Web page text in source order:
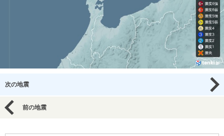
次の地震
前の地震